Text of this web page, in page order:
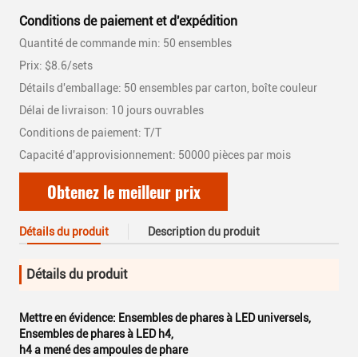
Conditions de paiement et d'expédition
Quantité de commande min: 50 ensembles
Prix: $8.6/sets
Détails d'emballage: 50 ensembles par carton, boîte couleur
Délai de livraison: 10 jours ouvrables
Conditions de paiement: T/T
Capacité d'approvisionnement: 50000 pièces par mois
Obtenez le meilleur prix
Détails du produit Description du produit
Détails du produit
Mettre en évidence: Ensembles de phares à LED universels,
Ensembles de phares à LED h4,
h4 a mené des ampoules de phare